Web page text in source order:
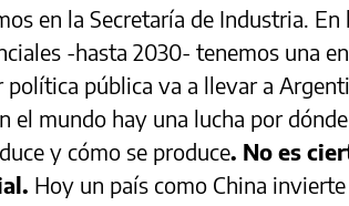
en la Secretaría de Industria.
-hasta 2030- tenemos una
política pública va a llevar a
el mundo hay una lucha por
y cómo se produce. No es
Hoy un país como China